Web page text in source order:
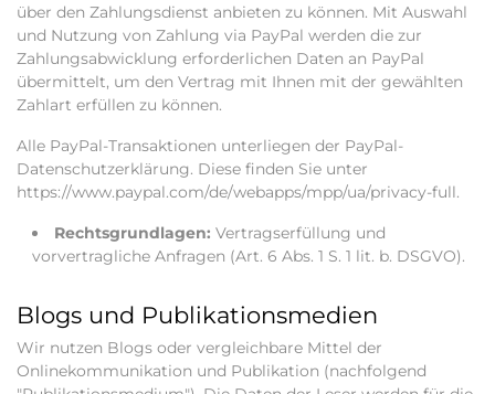
über den Zahlungsdienst anbieten zu können. Mit Auswahl
und Nutzung von Zahlung via PayPal werden die zur
Zahlungsabwicklung erforderlichen Daten an PayPal
übermittelt, um den Vertrag mit Ihnen mit der gewählten
Zahlart erfüllen zu können.
Alle PayPal-Transaktionen unterliegen der PayPal-
Datenschutzerklärung. Diese finden Sie unter
https://www.paypal.com/de/webapps/mpp/ua/privacy-full.
Rechtsgrundlagen: Vertragserfüllung und
vorvertragliche Anfragen (Art. 6 Abs. 1 S. 1 lit. b. DSGVO).
Blogs und Publikationsmedien
Wir nutzen Blogs oder vergleichbare Mittel der
Onlinekommunikation und Publikation (nachfolgend